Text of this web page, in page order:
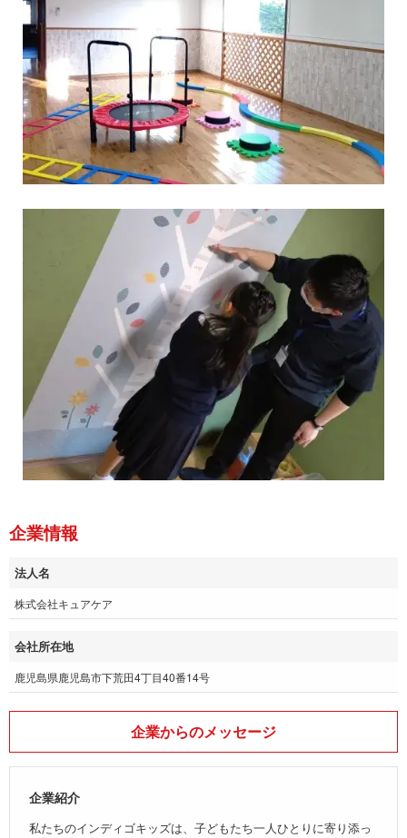
企業情報
法人名
株式会社キュアケア
会社所在地
鹿児島県鹿児島市下荒田4丁目40番14号
企業からのメッセージ
企業紹介
私たちのインディゴキッズは、子どもたち一人ひとりに寄り添っ